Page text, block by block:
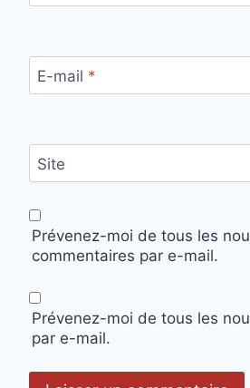
E-mail *
Site
Prévenez-moi de tous les
commentaires par e-mail.
Prévenez-moi de tous les
par e-mail.